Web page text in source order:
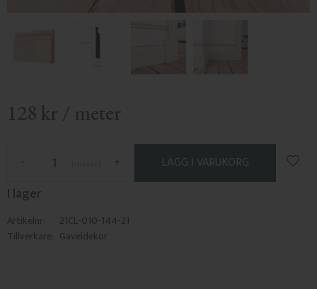
128 kr / meter
+
-
I lager
Artikelnr
21CL-010-144-21
Tillverkare Gaveldekor